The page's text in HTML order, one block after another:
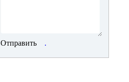
Отправить .